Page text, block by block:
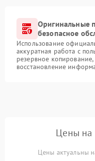
Оригинальные
безопасное
Использование
аккуратная работа с
резервное
восстановление
Цены на
Цены актуальны